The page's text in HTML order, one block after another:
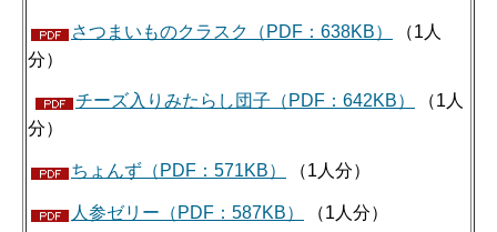
さつまいものクラスク（PDF：638KB）
（1人
分）
チーズ入りみたらし団子（PDF：642KB）
（1人
分）
ちょんず（PDF：571KB） （1人分）
人参ゼリー（PDF：587KB） （1人分）